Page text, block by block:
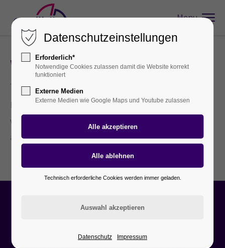
Menu
Weitere Verfahren
Entrosten, Wärmebehandlung sowie das Bedrucken
wird in Verbindung mit einem Beschichtungsverfahren
angeboten.
Datenschutzeinstellungen
Erforderlich*
Notwendige Cookies zulassen damit die Website korrekt
funktioniert
Externe Medien
Externe Medien wie Google Maps und Youtube zulassen
Technisch erforderliche Cookies werden immer geladen.
Datenschutz Impressum